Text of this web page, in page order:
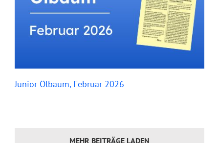
Junior Ölbaum, Februar 2026
MEHR BEITRÄGE LADEN